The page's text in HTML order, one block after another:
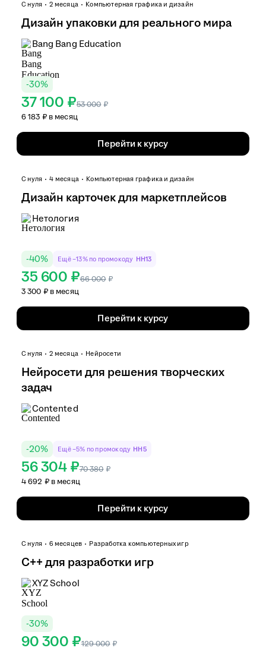
С нуля 2 месяца Компьютерная графика и дизайн
Дизайн упаковки для реального мира
Bang Bang Education
-30%
37 100 ₽53 000 ₽
6 183 ₽ в месяц
Перейти к курсу
С нуля 4 месяца Компьютерная графика и дизайн
Дизайн карточек для маркетплейсов
Нетология
-40% Ещё −13% по промокоду HH13
35 600 ₽66 000 ₽
3 300 ₽ в месяц
Перейти к курсу
С нуля 2 месяца Нейросети
Нейросети для решения творческих
задач
Contented
-20% Ещё −5% по промокоду HH5
56 304 ₽70 380 ₽
4 692 ₽ в месяц
Перейти к курсу
С нуля 6 месяцев Разработка компьютерных игр
C++ для разработки игр
XYZ School
-30%
90 300 ₽129 000 ₽